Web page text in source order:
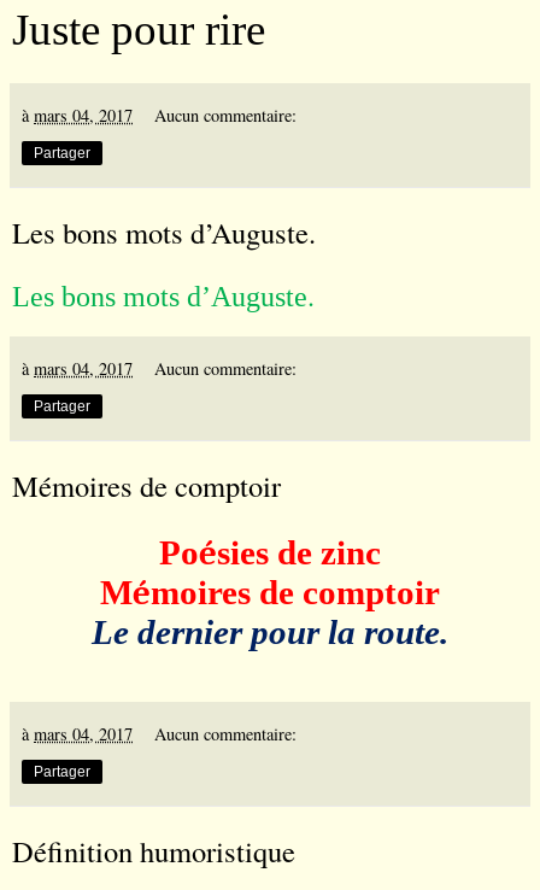
Juste pour rire
à mars 04, 2017 Aucun commentaire:
Partager
Les bons mots d’Auguste.
Les bons mots d’Auguste.
à mars 04, 2017 Aucun commentaire:
Partager
Mémoires de comptoir
Poésies de zinc
Mémoires de comptoir
Le dernier pour la route.
àmars 04, 2017 Aucun commentaire:
Partager
Définition humoristique